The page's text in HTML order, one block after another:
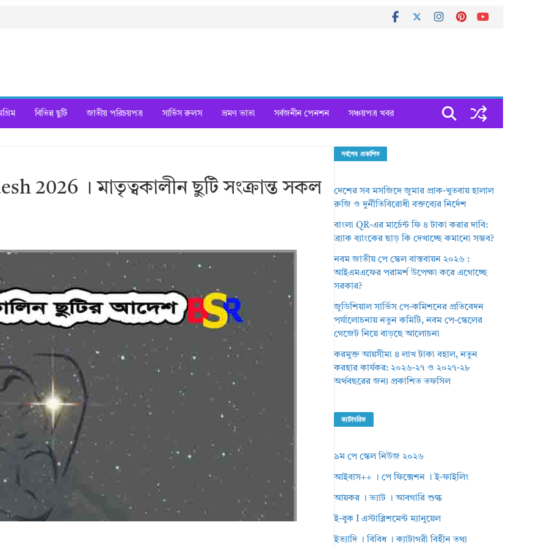
বিভিন্ন ছুটি জাতীয় পরিচয়পত্র সার্ভিস রুলস ভ্রমণ ভাতা সর্বজনীন পেনশন সঞ্চয়পত্র খবর
2026 । মাতৃত্বকালীন ছুটি সংক্রান্ত সকল
সর্বশেষ প্রকাশিত
দেশের সব মসজিদে জুমার প্রাক-খুতবায় হালাল
রুজি ও দুর্নীতিবিরোধী বক্তব্যের নির্দেশ
বাংলা QR-এর মার্চেন্ট ফি ৪ টাকা করার দাবি:
ব্র্যাক ব্যাংকের ছাড় কি দেখাচ্ছে কমানো সম্ভব?
নবম জাতীয় পে স্কেল বাস্তবায়ন ২০২৬ :
আইএমএফের পরামর্শ উপেক্ষা করে এগোচ্ছে
সরকার?
জুডিশিয়াল সার্ভিস পে-কমিশনের প্রতিবেদন
পর্যালোচনায় নতুন কমিটি, নবম পে-স্কেলের
গেজেট নিয়ে বাড়ছে আলোচনা
করমুক্ত আয়সীমা ৪ লাখ টাকা বহাল, নতুন
করহার কার্যকর: ২০২৬-২৭ ও ২০২৭-২৮
অর্থবছরের জন্য প্রকাশিত তফসিল
ক্যাটাগরিজ
৯ম পে স্কেল নিউজ ২০২৬
আইবাস++ । পে ফিক্সেশন । ই-ফাইলিং
আয়কর । ভ্যাট । আবগারি শুল্ক
ই-বুক I এস্টাব্লিশমেন্ট ম্যানুয়েল
ইত্যাদি । বিবিধ । ক্যাটাগরী বিহীন তথ্য